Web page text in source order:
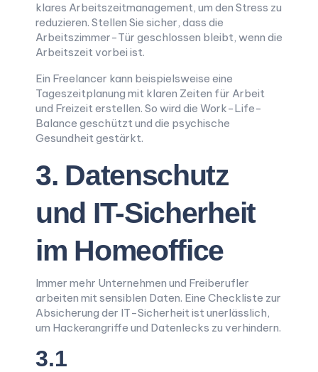
klares Arbeitszeitmanagement, um den Stress zu
reduzieren. Stellen Sie sicher, dass die
Arbeitszimmer-Tür geschlossen bleibt, wenn die
Arbeitszeit vorbei ist.
Ein Freelancer kann beispielsweise eine
Tageszeitplanung mit klaren Zeiten für Arbeit
und Freizeit erstellen. So wird die Work-Life-
Balance geschützt und die psychische
Gesundheit gestärkt.
3. Datenschutz
und IT-Sicherheit
im Homeoffice
Immer mehr Unternehmen und Freiberufler
arbeiten mit sensiblen Daten. Eine Checkliste zur
Absicherung der IT-Sicherheit ist unerlässlich,
um Hackerangriffe und Datenlecks zu verhindern.
3.1